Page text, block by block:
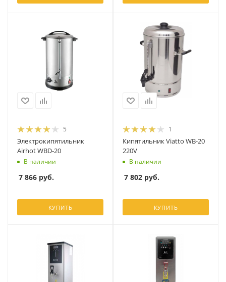
5
Электрокипятильник
Airhot WBD-20
В наличии
7 866 руб.
КУПИТЬ
1
Кипятильник Viatto WB-20
220V
В наличии
7 802 руб.
КУПИТЬ